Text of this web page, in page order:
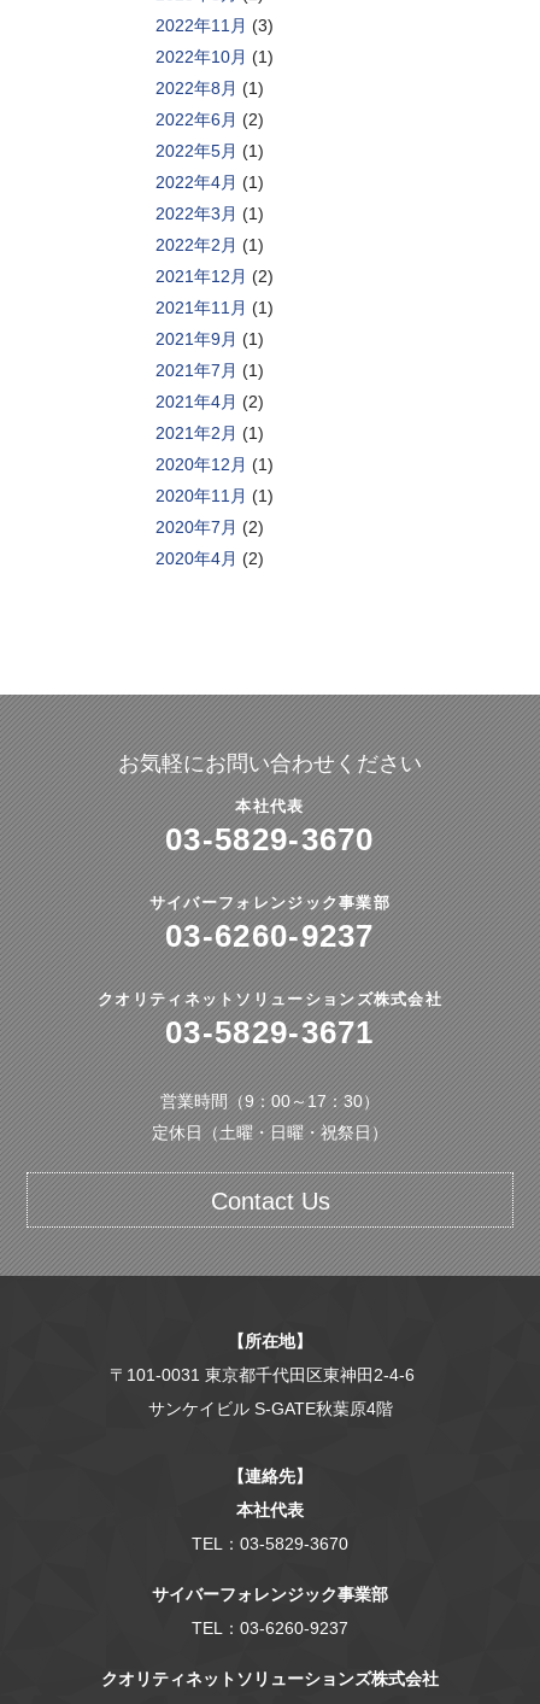
2022年11月 (3)
2022年10月 (1)
2022年8月 (1)
2022年6月 (2)
2022年5月 (1)
2022年4月 (1)
2022年3月 (1)
2022年2月 (1)
2021年12月 (2)
2021年11月 (1)
2021年9月 (1)
2021年7月 (1)
2021年4月 (2)
2021年2月 (1)
2020年12月 (1)
2020年11月 (1)
2020年7月 (2)
2020年4月 (2)
お気軽にお問い合わせください
本社代表
03-5829-3670
サイバーフォレンジック事業部
03-6260-9237
クオリティネットソリューションズ株式会社
03-5829-3671
営業時間（9：00～17：30）
定休日（土曜・日曜・祝祭日）
Contact Us
【所在地】
〒101-0031 東京都千代田区東神田2-4-6
サンケイビル S-GATE秋葉原4階
【連絡先】
本社代表
TEL：03-5829-3670
サイバーフォレンジック事業部
TEL：03-6260-9237
クオリティネットソリューションズ株式会社